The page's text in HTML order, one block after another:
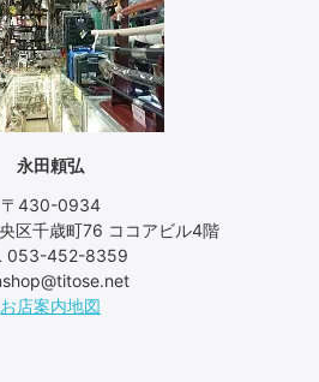
永田頼弘
〒430-0934
区千歳町76 ココアビル4階
053-452-8359
お店案内地図